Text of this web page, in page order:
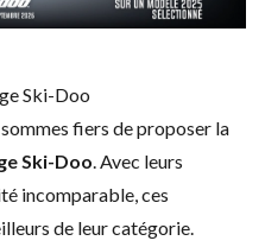
Ski-Doo
sommes fiers de proposer la
Ski-Doo . Avec leurs
incomparable, ces
de leur catégorie.